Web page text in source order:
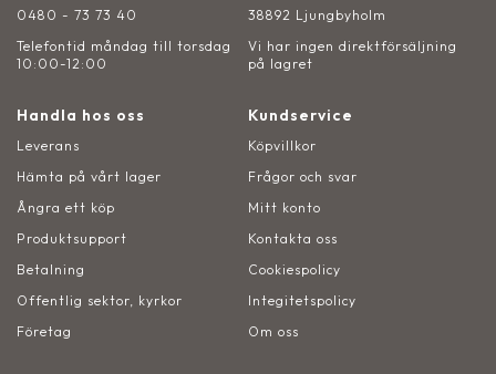
0480 - 73 73 40
Telefontid måndag till torsdag
10:00-12:00
38892 Ljungbyholm
Vi har ingen direktförsäljning
på lagret
Handla hos oss
Leverans
Hämta på vårt lager
Ångra ett köp
Produktsupport
Betalning
Offentlig sektor, kyrkor
Företag
Kundservice
Köpvillkor
Frågor och svar
Mitt konto
Kontakta oss
Cookiespolicy
Integitetspolicy
Om oss